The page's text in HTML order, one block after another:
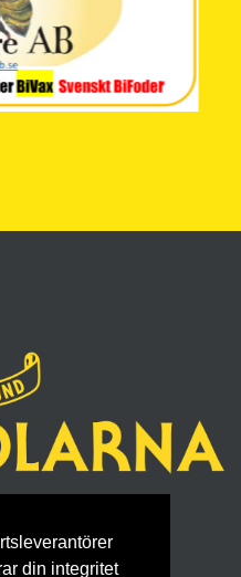
din integritet
Riksförbund
34 Skänninge